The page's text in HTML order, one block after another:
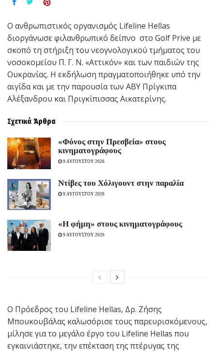
Ο ανθρωπιστικός οργανισμός Lifeline Hellas
διοργάνωσε φιλανθρωπικό δείπνο στο Golf Prive με
σκοπό τη στήριξη του νεογνολογικού τμήματος του
νοσοκομείου Π. Γ. Ν. «Αττικόν» και των παιδιών της
Ουκρανίας. Η εκδήλωση πραγματοποιήθηκε υπό την
αιγίδα και με την παρουσία των ΑΒΥ Πρίγκιπα
Αλέξανδρου και Πριγκίπισσας Αικατερίνης.
Σχετικά Άρθρα
«Φόνος στην Πρεσβεία» στους
κινηματογράφους
9 ΑΥΓΟΥΣΤΟΥ 2026
Ντίβες του Χόλιγουντ στην παραλία
9 ΑΥΓΟΥΣΤΟΥ 2026
«H φήμη» στους κινηματογράφους
9 ΑΥΓΟΥΣΤΟΥ 2026
Ο Πρόεδρος του Lifeline Hellas, Δρ. Ζήσης
Μπουκουβάλας καλωσόρισε τους παρευρισκόμενους,
μίλησε για το μεγάλο έργο του Lifeline Hellas που
εγκαινιάστηκε, την επέκταση της πτέρυγας της